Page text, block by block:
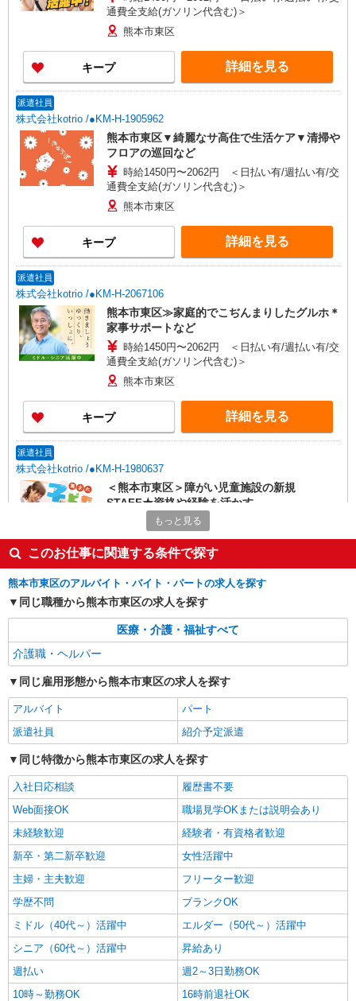
通費全支給(ガソリン代含む)＞
熊本市東区
キープ 詳細を見る
派遣社員
株式会社kotrio /●KM-H-1905962
熊本市東区▼綺麗なサ高住で生活ケア▼清掃や
フロアの巡回など
時給1450円〜2062円 ＜日払い有/週払い有/交
通費全支給(ガソリン代含む)＞
熊本市東区
キープ 詳細を見る
派遣社員
株式会社kotrio /●KM-H-2067106
熊本市東区≫家庭的でこぢんまりしたグルホ＊
家事サポートなど
時給1450円〜2062円 ＜日払い有/週払い有/交
通費全支給(ガソリン代含む)＞
熊本市東区
キープ 詳細を見る
派遣社員
株式会社kotrio /●KM-H-1980637
＜熊本市東区＞障がい児童施設の新規
STAFF★資格や経験を活かす
時給1250円〜 ＜資格や経験に応じて決定/交
通費全支給(ガソリン代含む)＞
熊本市東区
キープ 詳細を見る
株式会社kotrio /●KM-H-1977604
サポートなど★
時給1450円〜2062円 ＜日払い有/週払い有/交
通費全支給(ガソリン代含む)＞
キープ
派遣社員
株式会社kotrio /●KM-H-2051165
タイパ最強！希望の働き方が叶う有料住宅のス
タッフ★＠熊本市東区
時給1450円〜2062円 ＜日払い有/週払い有/交
通費全支給(ガソリン代含む)＞
キープ 詳細を見る
派遣社員
株式会社kotrio /●KM-H-2012176
もっと見る
このお仕事に関連する条件で探す
熊本市東区のアルバイト・バイト・パートの求人を探す
同じ職種から熊本市東区の求人を探す
医療・介護・福祉すべて
介護職・ヘルパー
同じ雇用形態から熊本市東区の求人を探す
アルバイト
パート
派遣社員
紹介予定派遣
同じ特徴から熊本市東区の求人を探す
入社日応相談
履歴書不要
Web面接OK
職場見学OKまたは説明会あり
未経験歓迎
経験者・有資格者歓迎
新卒・第二新卒歓迎
女性活躍中
主婦・主夫歓迎
フリーター歓迎
学歴不問
ブランクOK
ミドル（40代～）活躍中
エルダー（50代～）活躍中
シニア（60代～）活躍中
昇給あり
週払い
週2～3日勤務OK
10時～勤務OK
16時前退社OK